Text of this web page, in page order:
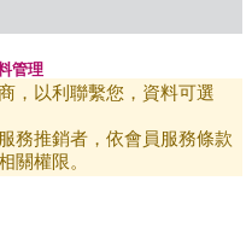
管理
，以利聯繫您，資料可選
務推銷者，依會員服務條款
關權限。